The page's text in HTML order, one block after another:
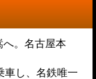
へ。名古屋本
車し、名鉄唯一